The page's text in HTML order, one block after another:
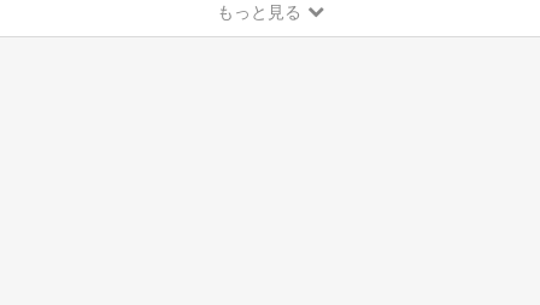
もっと見る